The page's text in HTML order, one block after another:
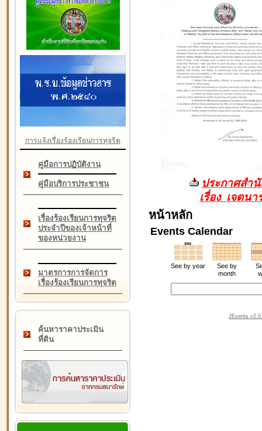
การแจ้งเรื่องร้องเรียนการทุจริต
คู่มือการปฏิบัติงาน
คู่มือบริการประชาชน
เรื่องร้องเรียนการทุจริต
ประจำปีของเจ้าหน้าที่
ของหน่วยงาน
มาตรการการจัดการ
เรื่องร้องเรียนการทุจริต
ค้นหาราคาประเมิน
ที่ดิน
ประกาศสำ
เรื่อง เจตน
หน้าหลัก
Events Calendar
See by year
See by
month
JEvents